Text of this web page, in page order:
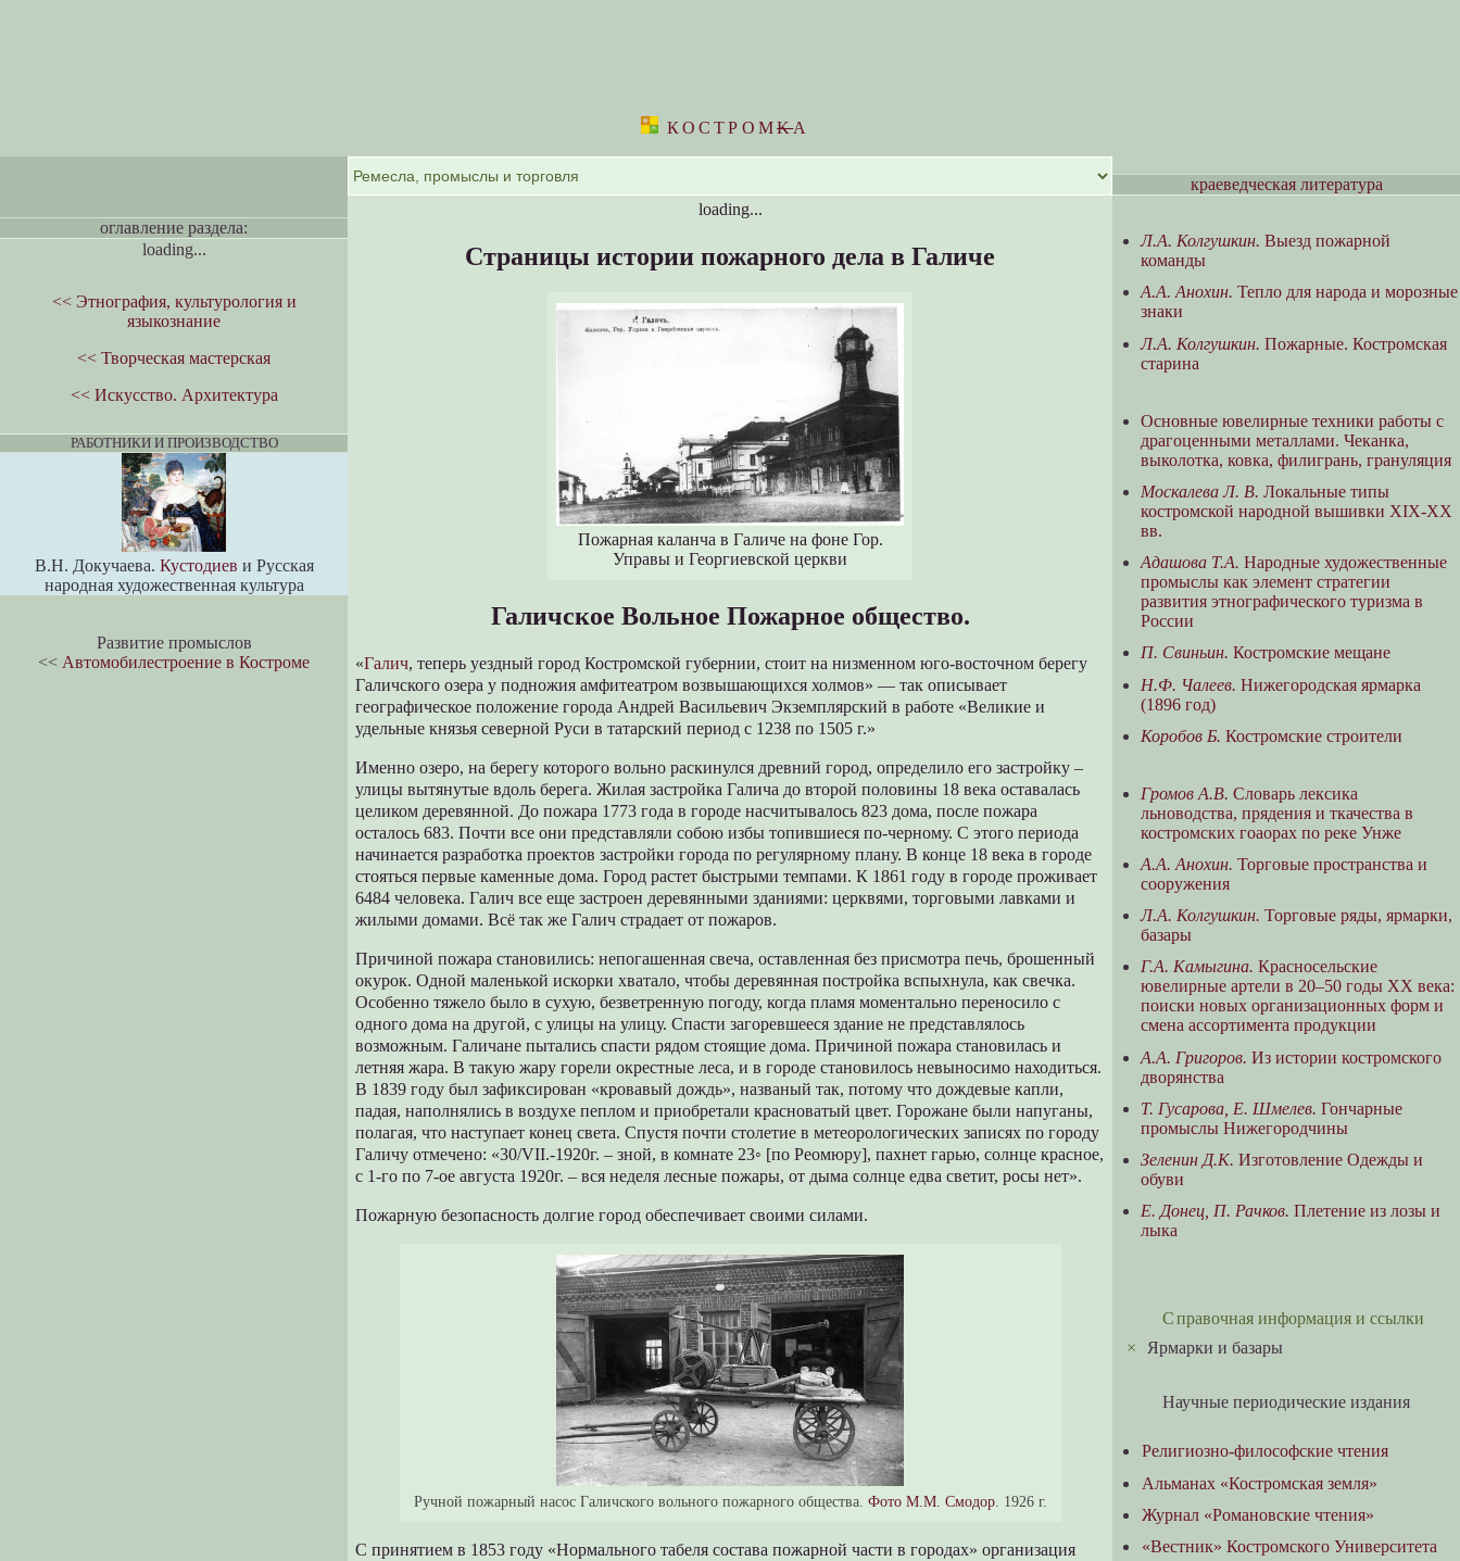
КОСТРОМKА
loading...
Страницы истории пожарного дела в Галиче
Пожарная каланча в Галиче на фоне Гор.
Управы и Георгиевской церкви
Галичское Вольное Пожарное общество.
«Галич, теперь уездный город Костромской губернии, стоит на низменном юго-восточном берегу
Галичского озера у подножия амфитеатром возвышающихся холмов» — так описывает
географическое положение города Андрей Васильевич Экземплярский в работе «Великие и
удельные князья северной Руси в татарский период с 1238 по 1505 г.»
Именно озеро, на берегу которого вольно раскинулся древний город, определило его застройку –
улицы вытянутые вдоль берега. Жилая застройка Галича до второй половины 18 века оставалась
целиком деревянной. До пожара 1773 года в городе насчитывалось 823 дома, после пожара
осталось 683. Почти все они представляли собою избы топившиеся по-черному. С этого периода
начинается разработка проектов застройки города по регулярному плану. В конце 18 века в городе
стояться первые каменные дома. Город растет быстрыми темпами. К 1861 году в городе проживает
6484 человека. Галич все еще застроен деревянными зданиями: церквями, торговыми лавками и
жилыми домами. Всё так же Галич страдает от пожаров.
Причиной пожара становились: непогашенная свеча, оставленная без присмотра печь, брошенный
окурок. Одной маленькой искорки хватало, чтобы деревянная постройка вспыхнула, как свечка.
Особенно тяжело было в сухую, безветренную погоду, когда пламя моментально переносило с
одного дома на другой, с улицы на улицу. Спасти загоревшееся здание не представлялось
возможным. Галичане пытались спасти рядом стоящие дома. Причиной пожара становилась и
летняя жара. В такую жару горели окрестные леса, и в городе становилось невыносимо находиться.
В 1839 году был зафиксирован «кровавый дождь», названый так, потому что дождевые капли,
падая, наполнялись в воздухе пеплом и приобретали красноватый цвет. Горожане были напуганы,
полагая, что наступает конец света. Спустя почти столетие в метеорологических записях по городу
Галичу отмечено: «30/VII.-1920г. – зной, в комнате 23◦ [по Реомюру], пахнет гарью, солнце красное,
с 1-го по 7-ое августа 1920г. – вся неделя лесные пожары, от дыма солнце едва светит, росы нет».
Пожарную безопасность долгие город обеспечивает своими силами.
Ручной пожарный насос Галичского вольного пожарного общества. Фото М.М. Смодор. 1926 г.
С принятием в 1853 году «Нормального табеля состава пожарной части в городах» организация
оглавление раздела:
loading...
<< Этнография, культурология и
языкознание
<< Творческая мастерская
<< Искусство. Архитектура
РАБОТНИКИ И ПРОИЗВОДСТВО
В.Н. Докучаева. Кустодиев и Русская
народная художественная культура
Развитие промыслов
<< Автомобилестроение в Костроме
краеведческая литература
Л.А. Колгушкин. Выезд пожарной
команды
А.А. Анохин. Тепло для народа и морозные
знаки
Л.А. Колгушкин. Пожарные. Костромская
старина
Основные ювелирные техники работы с
драгоценными металлами. Чеканка,
выколотка, ковка, филигрань, грануляция
Москалева Л. В. Локальные типы
костромской народной вышивки ХIХ-ХХ
вв.
Адашова Т.А. Народные художественные
промыслы как элемент стратегии
развития этнографического туризма в
России
П. Свиньин. Костромские мещане
Н.Ф. Чалеев. Нижегородская ярмарка
(1896 год)
Коробов Б. Костромские строители
Громов А.В. Словарь лексика
льноводства, прядения и ткачества в
костромских гоаорах по реке Унже
А.А. Анохин. Торговые пространства и
сооружения
Л.А. Колгушкин. Торговые ряды, ярмарки,
базары
Г.А. Камыгина. Красносельские
ювелирные артели в 20–50 годы ХХ века:
поиски новых организационных форм и
смена ассортимента продукции
А.А. Григоров. Из истории костромского
дворянства
Т. Гусарова, Е. Шмелев. Гончарные
промыслы Нижегородчины
Зеленин Д.К. Изготовление Одежды и
обуви
Е. Донец, П. Рачков. Плетение из лозы и
лыка
Справочная информация и ссылки
Ярмарки и базары
Научные периодические издания
Религиозно-философские чтения
Альманах «Костромская земля»
Журнал «Романовские чтения»
«Вестник» Костромского Университета